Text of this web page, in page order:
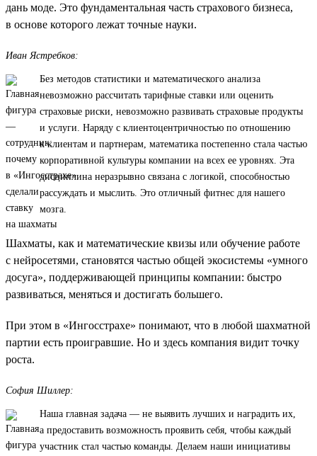
дань моде. Это фундаментальная часть страхового бизнеса,
в основе которого лежат точные науки.
Иван Ястребков:
Без методов статистики и математического анализа
невозможно рассчитать тарифные ставки или оценить
страховые риски, невозможно развивать страховые продукты
и услуги. Наряду с клиентоцентричностью по отношению
к клиентам и партнерам, математика постепенно стала частью
корпоративной культуры компании на всех ее уровнях. Эта
дисциплина неразрывно связана с логикой, способностью
рассуждать и мыслить. Это отличный фитнес для нашего
мозга.
Шахматы, как и математические квизы или обучение работе
с нейросетями, становятся частью общей экосистемы «умного
досуга», поддерживающей принципы компании: быстро
развиваться, меняться и достигать большего.
При этом в «Ингосстрахе» понимают, что в любой шахматной
партии есть проигравшие. Но и здесь компания видит точку
роста.
София Шиллер:
Наша главная задача — не выявить лучших и наградить их,
а предоставить возможность проявить себя, чтобы каждый
участник стал частью команды. Делаем наши инициативы